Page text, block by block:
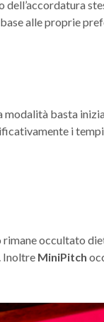
alle proprie
basta
i
occultato
Inoltre MiniPitch